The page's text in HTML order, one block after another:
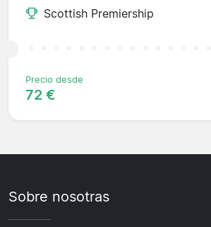
Scottish Premiership
Precio desde
72 €
Sobre nosotras